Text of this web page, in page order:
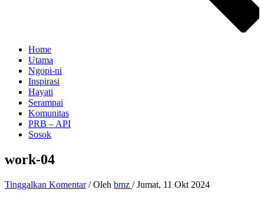
Home
Utama
Ngopi-ni
Inspirasi
Hayati
Serampai
Komunitas
PRB – API
Sosok
work-04
Tinggalkan Komentar / Oleh bmz /Jumat, 11 Okt 2024